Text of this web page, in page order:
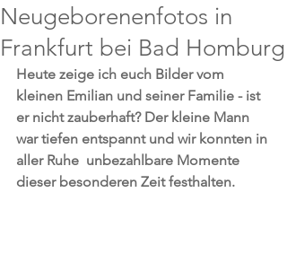
Neugeborenenfotos in
Frankfurt bei Bad Homburg
Heute zeige ich euch Bilder vom
kleinen Emilian und seiner Familie - ist
er nicht zauberhaft? Der kleine Mann
war tiefen entspannt und wir konnten in
aller Ruhe  unbezahlbare Momente
dieser besonderen Zeit festhalten.